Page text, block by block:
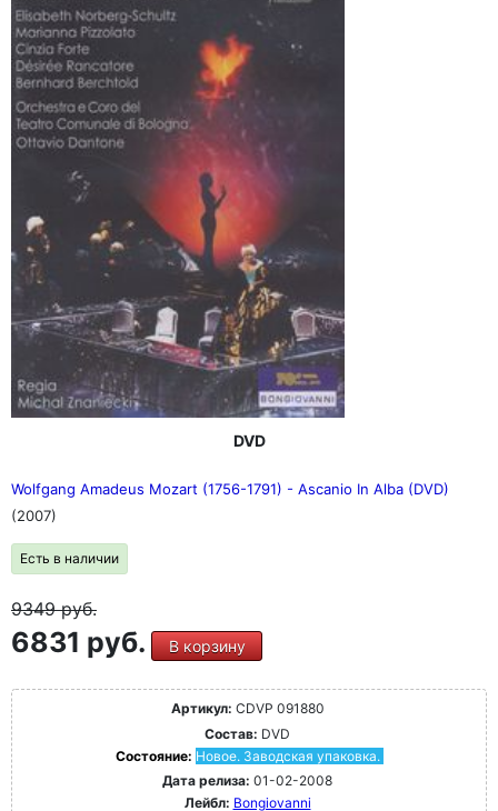
DVD
Wolfgang Amadeus Mozart (1756-1791) - Ascanio In Alba (DVD)
(2007)
Есть в наличии
9349руб.
6831 руб. В корзину
Артикул: CDVP 091880
Состав: DVD
Состояние: Новое. Заводская упаковка.
Дата релиза: 01-02-2008
Лейбл: Bongiovanni